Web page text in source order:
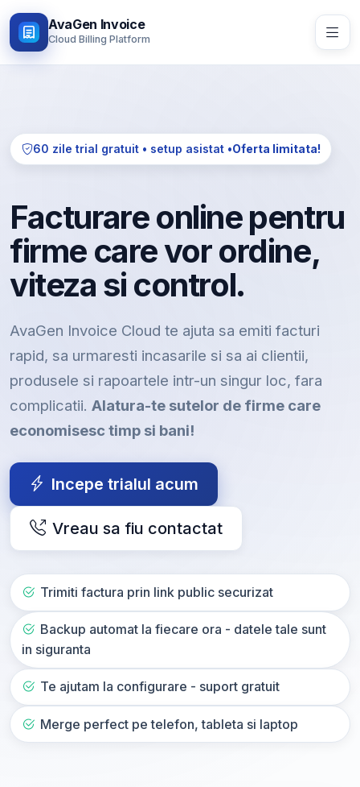
AvaGen Invoice
Cloud Billing Platform
60 zile trial gratuit • setup asistat •Oferta limitata!
Facturare online pentru
firme care vor ordine,
viteza si control.
AvaGen Invoice Cloud te ajuta sa emiti facturi
rapid, sa urmaresti incasarile si sa ai clientii,
produsele si rapoartele intr-un singur loc, fara
complicatii. Alatura-te sutelor de firme care
economisesc timp si bani!
Incepe trialul acum
Vreau sa fiu contactat
Trimiti factura prin link public securizat
Backup automat la fiecare ora - datele tale sunt
in siguranta
Te ajutam la configurare - suport gratuit
Merge perfect pe telefon, tableta si laptop